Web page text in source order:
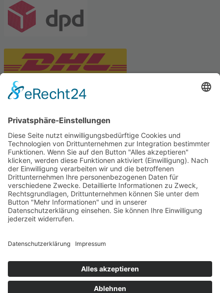
Tekal – Textile Lebensqualität
Exklusive moderne & Orientteppiche
Feuerwerk XXL
Pyrotechnik online bestellen
© Stadtmühle Waldenbuch 2026
und Mühlenprodukte ·
Cookie-Einstellungen
Alle Preise inkl. der gesetzlichen MwSt.
Die durchgestrichenen Preise entsprechen dem bisherigen Preis in